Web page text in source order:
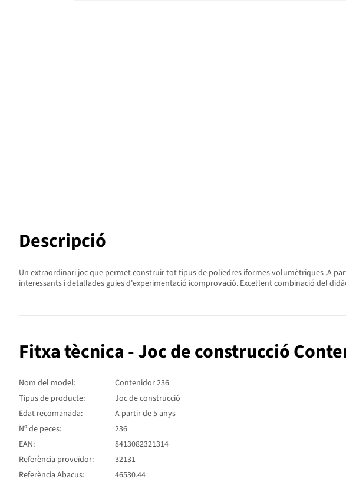
Descripció
Un extraordinari joc que permet construir tot tipus de políedres iformes volumètriques .A
interessants i detallades guies d'experimentació icomprovació. Excel·lent combinació del
Fitxa tècnica - Joc de construcció
Nom del model:
Contenidor 236
Tipus de producte:
Joc de construcció
Edat recomanada:
A partir de 5 anys
Nº de peces:
236
EAN:
8413082321314
Referència proveïdor:
32131
Referència Abacus:
46530.44